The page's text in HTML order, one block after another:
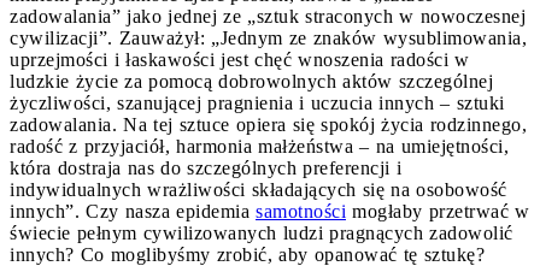
zadowalania” jako jednej ze „sztuk straconych w nowoczesnej
cywilizacji”. Zauważył: „Jed­nym ze znaków wysublimowania,
uprzejmości i łaskawości jest chęć wnoszenia radości w
ludzkie życie za pomocą dobro­wolnych aktów szczególnej
życzliwości, szanującej pragnienia i uczucia innych – sztuki
zadowalania. Na tej sztuce opiera się spokój życia rodzinnego,
radość z przyjaciół, harmonia małżeństwa – na umiejętności,
która dostraja nas do szczegól­nych preferencji i
indywidualnych wrażliwości składających się na osobowość
innych”. Czy nasza epidemia samotności mogłaby przetrwać w
świecie pełnym cywilizowanych ludzi pragnących zadowolić
innych? Co moglibyśmy zrobić, aby opanować tę sztukę?